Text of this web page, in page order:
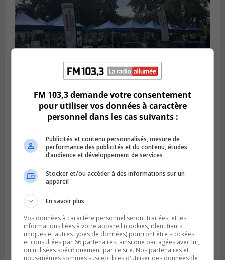
Publié le 3 août 2026 à 12h00
L’arrivée du marché saisonnier à Saint-
Hubert
SAINT-BRUNO-DE-MONTARVILLE
Publié le 2 août 2026 à 08h06
FM 103,3 demande votre consentement
pour utiliser vos données à caractère
personnel dans les cas suivants :
Publicités et contenu personnalisés, mesure de
performance des publicités et du contenu, études
d’audience et développement de services
Stocker et/ou accéder à des informations sur un
appareil
En savoir plus
Vos données à caractère personnel seront traitées, et les
informations liées à votre appareil (cookies, identifiants
uniques et autres types de données) pourront être stockées
et consultées par 66 partenaires, ainsi que partagées avec lui,
ou utilisées spécifiquement par ce site. Nos partenaires et
nous-mêmes sommes susceptibles d'utiliser des données de